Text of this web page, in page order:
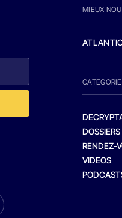
MIEUX
DOSSIERS
RENDEZ-
VIDEOS